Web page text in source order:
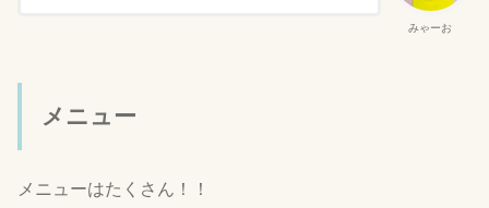
みゃーお
メニュー
メニューはたくさん！！